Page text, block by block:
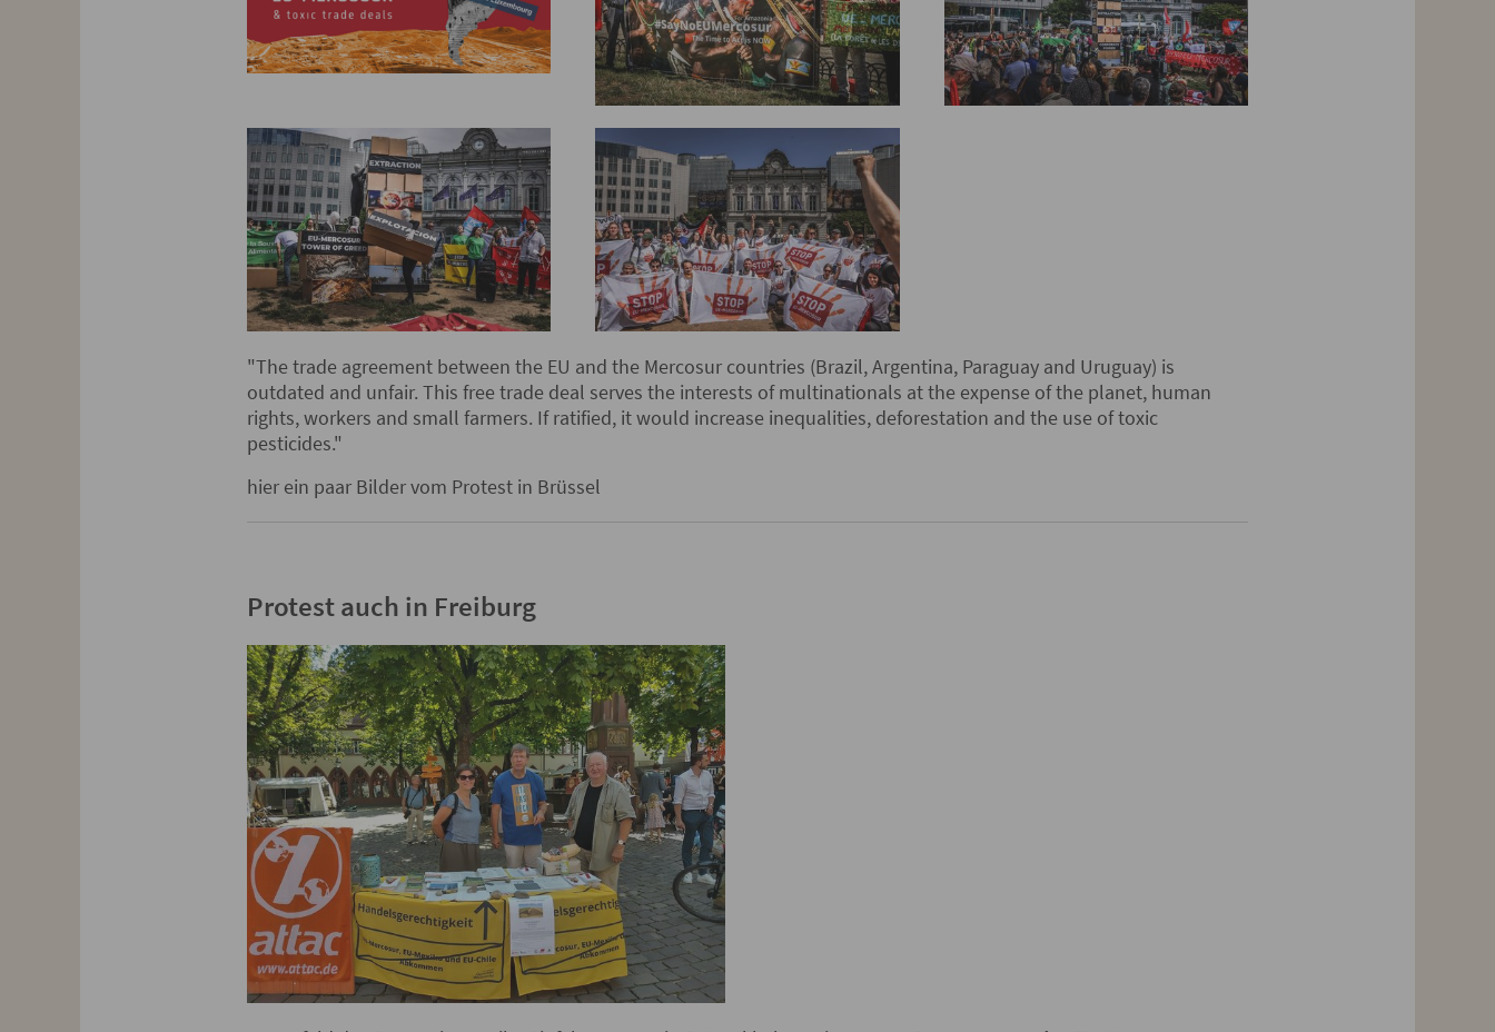
"The trade agreement between the EU and the Mercosur countries (Brazil, Argentina, Paraguay and Uruguay) is
outdated and unfair. This free trade deal serves the interests of multinationals at the expense of the planet, human
rights, workers and small farmers. If ratified, it would increase inequalities, deforestation and the use of toxic
pesticides."
hier ein paar Bilder vom Protest in Brüssel
Protest auch in Freiburg